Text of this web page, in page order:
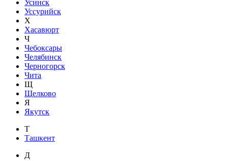
Усинск
Уссурийск
Х
Хасавюрт
Ч
Чебоксары
Челябинск
Черногорск
Чита
Щ
Щелково
Я
Якутск
Т
Ташкент
Д